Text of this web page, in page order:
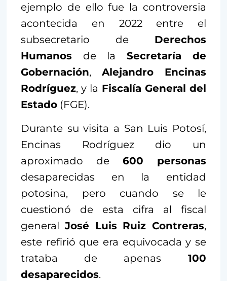
ejemplo de ello fue la controversia
acontecida en 2022 entre el
subsecretario de Derechos
Humanos de la Secretaría de
Gobernación, Alejandro Encinas
Rodríguez, y la Fiscalía General del
Estado (FGE).
Durante su visita a San Luis Potosí,
Encinas Rodríguez dio un
aproximado de600 personas
desaparecidas en la entidad
potosina, pero cuando se le
cuestionó de esta cifra al fiscal
generalJosé Luis Ruiz Contreras,
este refirió que era equivocada y se
trataba de apenas 100
desaparecidos.